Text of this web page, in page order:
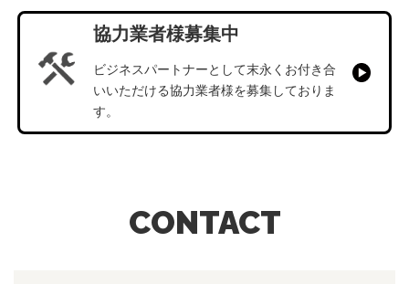
協力業者様募集中
ビジネスパートナーとして末永くお付き合
いいただける協力業者様を募集しておりま
す。
CONTACT